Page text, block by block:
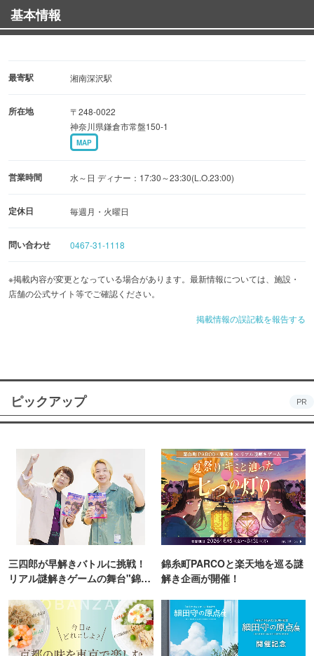
基本情報
最寄駅 湘南深沢駅
所在地
〒248-0022
神奈川県鎌倉市常盤150-1
MAP
営業時間 水～日 ディナー：17:30～23:30(L.O.23:00)
定休日 毎週月・火曜日
問い合わせ 0467-31-1118
※掲載内容が変更となっている場合があります。最新情報については、施設・
店舗の公式サイト等でご確認ください。
掲載情報の誤記載を報告する
ピックアップ PR
三四郎が早解きバトルに挑戦！
リアル謎解きゲームの舞台"錦糸
錦糸町PARCOと楽天地を巡る謎
解き企画が開催！